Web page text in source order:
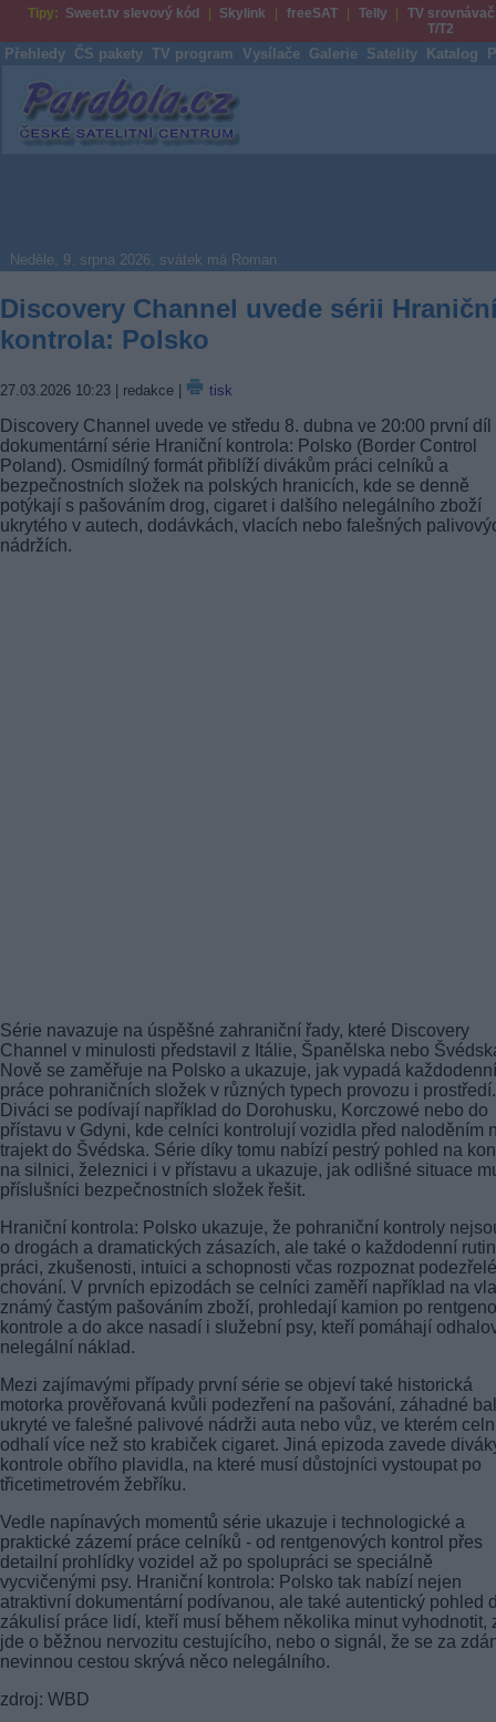
Tipy: Sweet.tv slevový kód Skylink freeSAT Telly
TV srovnávač
T/T2
Přehledy ČS pakety TV program Vysílače Galerie Satelity Katalog
Parabola.cz
Neděle, 9. srpna 2026, svátek má Roman
Discovery Channel uvede sérii
kontrola: Polsko
27.03.2026 10:23 | redakce | tisk
Discovery Channel uvede ve středu 8. dubna ve 20:00 první díl
dokumentární série Hraniční kontrola: Polsko (Border Control
Poland). Osmidílný formát přiblíží divákům práci celníků a
bezpečnostních složek na polských hranicích, kde se denně
potýkají s pašováním drog, cigaret i dalšího nelegálního zboží
ukrytého v autech, dodávkách, vlacích nebo falešných
nádržích.
Série navazuje na úspěšné zahraniční řady, které Discovery
Channel v minulosti představil z Itálie, Španělska nebo
Nově se zaměřuje na Polsko a ukazuje, jak vypadá každodenní
práce pohraničních složek v různých typech provozu i prostředí.
Diváci se podívají například do Dorohusku, Korczowé nebo do
přístavu v Gdyni, kde celníci kontrolují vozidla před naloděním
trajekt do Švédska. Série díky tomu nabízí pestrý pohled na
na silnici, železnici i v přístavu a ukazuje, jak odlišné situace
příslušníci bezpečnostních složek řešit.
Hraniční kontrola: Polsko ukazuje, že pohraniční kontroly
o drogách a dramatických zásazích, ale také o každodenní
práci, zkušenosti, intuici a schopnosti včas rozpoznat podezřelé
chování. V prvních epizodách se celníci zaměří například na
známý častým pašováním zboží, prohledají kamion po
kontrole a do akce nasadí i služební psy, kteří pomáhají
nelegální náklad.
Mezi zajímavými případy první série se objeví také historická
motorka prověřovaná kvůli podezření na pašování, záhadné
ukryté ve falešné palivové nádrži auta nebo vůz, ve kterém
odhalí více než sto krabiček cigaret. Jiná epizoda zavede
kontrole obřího plavidla, na které musí důstojníci vystoupat po
třicetimetrovém žebříku.
Vedle napínavých momentů série ukazuje i technologické a
praktické zázemí práce celníků - od rentgenových kontrol přes
detailní prohlídky vozidel až po spolupráci se speciálně
vycvičenými psy. Hraniční kontrola: Polsko tak nabízí nejen
atraktivní dokumentární podívanou, ale také autentický pohled
zákulisí práce lidí, kteří musí během několika minut vyhodnotit,
jde o běžnou nervozitu cestujícího, nebo o signál, že se za
nevinnou cestou skrývá něco nelegálního.
zdroj: WBD